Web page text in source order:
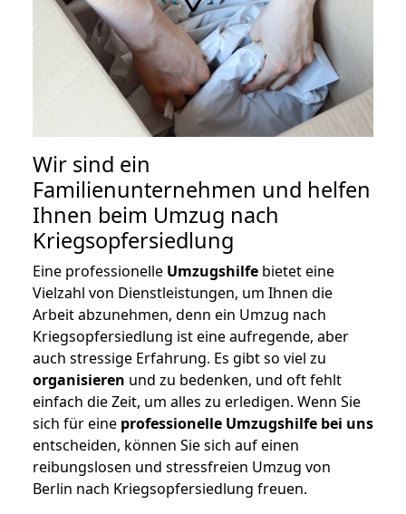
Wir sind ein
Familienunternehmen und helfen
Ihnen beim Umzug nach
Kriegsopfersiedlung
Eine professionelle Umzugshilfe bietet eine
Vielzahl von Dienstleistungen, um Ihnen die
Arbeit abzunehmen, denn ein Umzug nach
Kriegsopfersiedlung ist eine aufregende, aber
auch stressige Erfahrung. Es gibt so viel zu
organisieren und zu bedenken, und oft fehlt
einfach die Zeit, um alles zu erledigen. Wenn Sie
sich für eine professionelle Umzugshilfe bei uns
entscheiden, können Sie sich auf einen
reibungslosen und stressfreien Umzug von
Berlin nach Kriegsopfersiedlung freuen.